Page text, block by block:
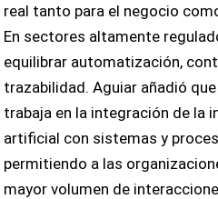
real tanto para el negocio
En sectores altamente
equilibrar automatización,
trazabilidad. Aguiar añadió
trabaja en la integración de la
artificial con sistemas y
permitiendo a las
mayor volumen de